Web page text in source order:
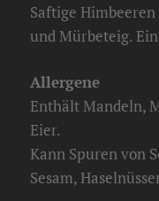
Saftige
und Mürbeteig.
Allergene
Enthält Mandeln,
Eier.
Kann Spuren von
Sesam,